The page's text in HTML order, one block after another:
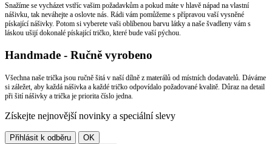
Snažíme se vycházet vstříc vašim požadavkům a pokud máte v hlavě nápad na vlastní
nášivku, tak neváhejte a oslovte nás. Rádi vám pomůžeme s přípravou vaší vysněné
pískající nášivky. Potom si vyberete vaši oblíbenou barvu látky a naše švadleny vám s
láskou ušijí dokonalé pískající tričko, které bude vaší pýchou.
Handmade - Ručně vyrobeno
Všechna naše trička jsou ručně šitá v naší dílně z materálů od místních dodavatelů. Dáváme
si záležet, aby každá nášivka a každé tričko odpovídalo požadované kvalitě. Důraz na detail
při šití nášivky a trička je priorita číslo jedna.
Získejte nejnovější novinky a speciální slevy